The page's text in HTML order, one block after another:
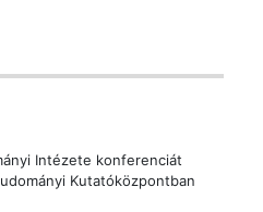
Intézete konferenciát
Kutatóközpontban